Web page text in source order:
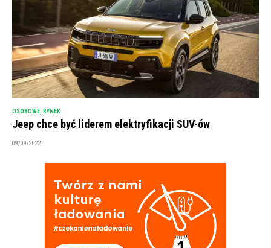
OSOBOWE RYNEK
Jeep chce być liderem elektryfikacji SUV-ów
09/09/2022